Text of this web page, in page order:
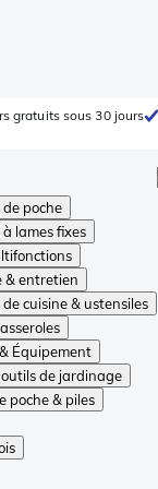
gratuits sous 30 jours
poche
lames fixes
& entretien
cuisine & ustensiles
Équipement
de jardinage
poche & piles